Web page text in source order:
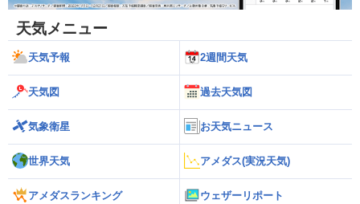
天気メニュー
天気予報 2週間天気
天気図 過去天気図
気象衛星 お天気ニュース
世界天気 アメダス(実況天気)
アメダスランキング ウェザーリポート